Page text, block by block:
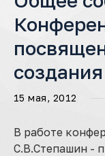
15 мая, 2012
В работе
С.В.Степашин -